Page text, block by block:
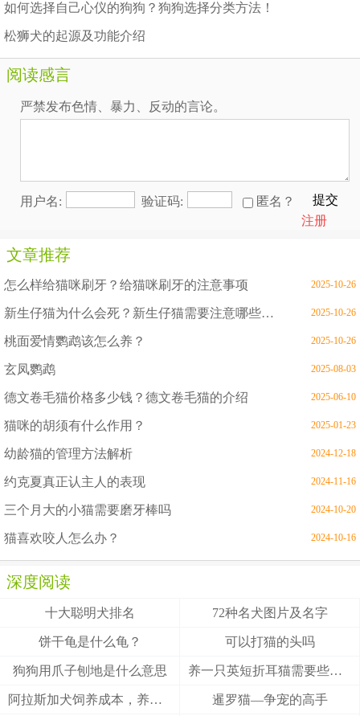
如何选择自己心仪的狗狗？狗狗选择分类方法！
松狮犬的起源及功能介绍
阅读感言
严禁发布色情、暴力、反动的言论。
用户名: 验证码: 匿名？
提交
注册
文章推荐
怎么样给猫咪刷牙？给猫咪刷牙的注意事项 2025-10-26
新生仔猫为什么会死？新生仔猫需要注意哪些问题 2025-10-26
桃面爱情鹦鹉该怎么养？ 2025-10-26
玄凤鹦鹉 2025-08-03
德文卷毛猫价格多少钱？德文卷毛猫的介绍 2025-06-10
猫咪的胡须有什么作用？ 2025-01-23
幼龄猫的管理方法解析 2024-12-18
约克夏真正认主人的表现 2024-11-16
三个月大的小猫需要磨牙棒吗 2024-10-20
猫喜欢咬人怎么办？ 2024-10-16
深度阅读
十大聪明犬排名 72种名犬图片及名字
饼干龟是什么龟？ 可以打猫的头吗
狗狗用爪子刨地是什么意思 养一只英短折耳猫需要些什么
阿拉斯加犬饲养成本，养阿拉斯加犬一个月要多少钱？ 暹罗猫—争宠的高手